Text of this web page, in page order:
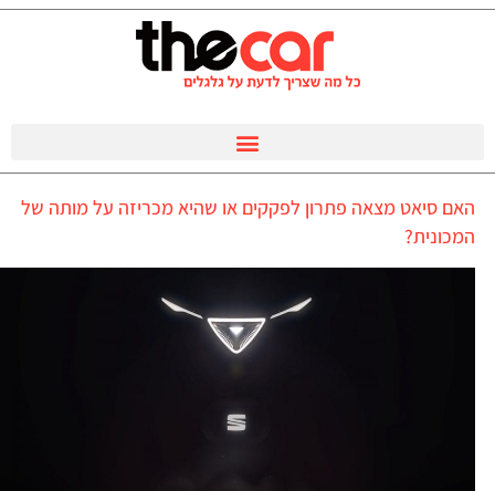
האם סיאט מצאה פתרון לפקקים או שהיא מכריזה על מותה של
המכונית?